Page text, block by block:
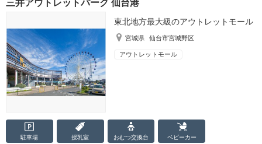
三井アウトレットパーク 仙台港
東北地方最大級のアウトレットモール
宮城県 仙台市宮城野区
アウトレットモール
駐車場 授乳室 おむつ交換台 ベビーカー